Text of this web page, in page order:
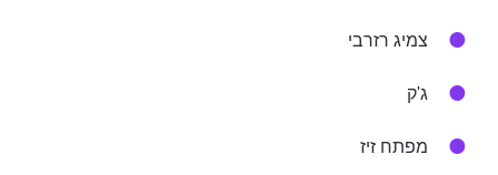
צמיג רזרבי
ג'ק
מפתח זיז